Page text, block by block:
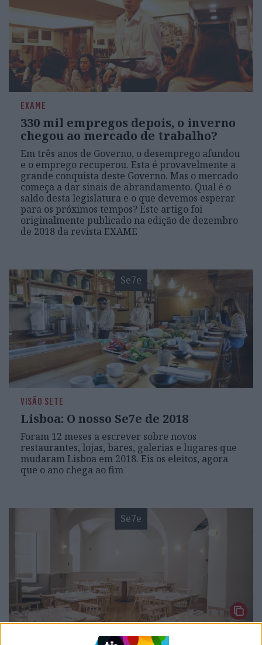
EXAME
330 mil empregos depois, o inverno
chegou ao mercado de trabalho?
Em três anos de Governo, o desemprego afundou
e o emprego recuperou. Esta é provavelmente a
grande conquista deste Governo. Mas o mercado
começa a dar sinais de abrandamento. Qual é o
saldo desta legislatura e o que devemos esperar
para os próximos tempos? Este artigo foi
originalmente publicado na edição de dezembro
de 2018 da revista EXAME
Se7e
VISÃO SETE
Lisboa: O nosso Se7e de 2018
Foram 12 meses a escrever sobre novos
restaurantes, lojas, bares, galerias e lugares que
mudaram Lisboa em 2018. Eis os eleitos, agora
que o ano chega ao fim
Se7e